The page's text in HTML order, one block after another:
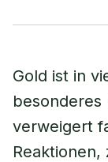
Gold ist in
besonderes
verweigert
Reaktionen,